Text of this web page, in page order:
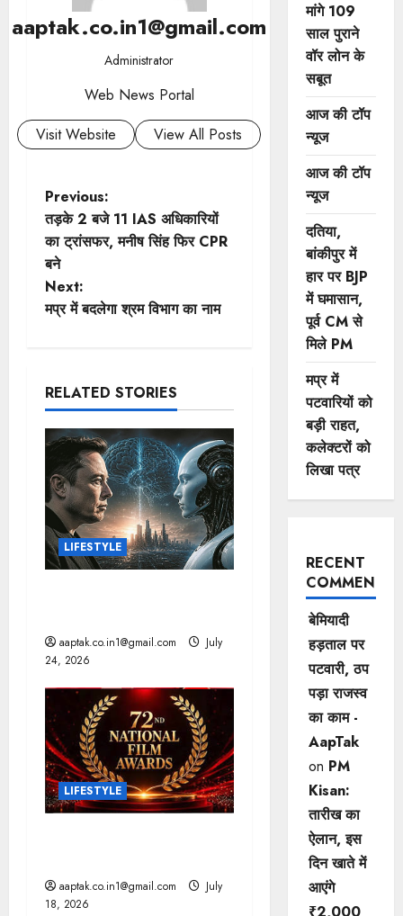
aaptak.co.in1@gmail.com
Administrator
Web News Portal
Visit Website
View All Posts
P
o
s
t
a
v
i
g
a
t
o
n
Previous:
तड़के 2 बजे 11 IAS अधिकारियों
का ट्रांसफर, मनीष सिंह फिर CPR
बने
Next:
मप्र में बदलेगा श्र​म विभाग का नाम
RELATED STORIES
LIFESTYLE
aaptak.co.in1@gmail.com
July
24, 2026
LIFESTYLE
aaptak.co.in1@gmail.com
July
18, 2026
मांगे 109
साल पुराने
वॉर लोन के
सबूत
आज की टॉप
न्यूज
आज की टॉप
न्यूज
दतिया,
बांकीपुर में
हार पर BJP
में घमासान,
पूर्व CM से
मिले PM
मप्र में
पटवारियों को
बड़ी राहत,
कलेक्टरों को
लिखा पत्र
RECENT
COMMENTS
बेमियादी
हड़ताल पर
पटवारी, ठप
पड़ा राजस्व
का काम -
AapTak
on PM
Kisan:
तारीख का
ऐलान, इस
दिन खाते में
आएंगे